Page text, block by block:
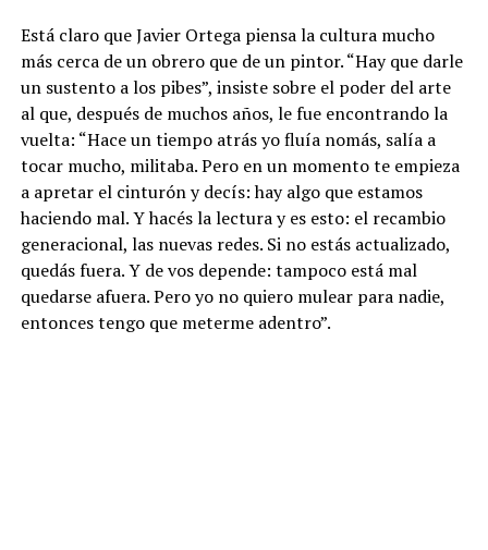
Está claro que Javier Ortega piensa la cultura mucho
más cerca de un obrero que de un pintor. “Hay que darle
un sustento a los pibes”, insiste sobre el poder del arte
al que, después de muchos años, le fue encontrando la
vuelta: “Hace un tiempo atrás yo fluía nomás, salía a
tocar mucho, militaba. Pero en un momento te empieza
a apretar el cinturón y decís: hay algo que estamos
haciendo mal. Y hacés la lectura y es esto: el recambio
generacional, las nuevas redes. Si no estás actualizado,
quedás fuera. Y de vos depende: tampoco está mal
quedarse afuera. Pero yo no quiero mulear para nadie,
entonces tengo que meterme adentro”.